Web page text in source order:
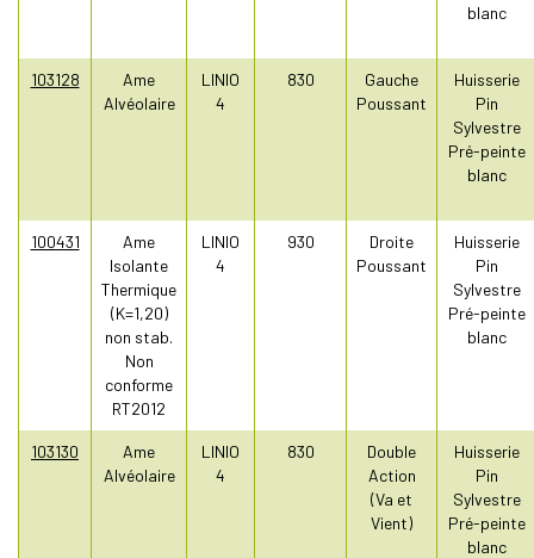
blanc
103128
Ame
Alvéolaire
LINIO
4
830
Gauche
Poussant
Huisserie
Pin
Sylvestre
Pré-peinte
blanc
100431
Ame
Isolante
Thermique
(K=1,20)
non stab.
Non
conforme
RT2012
LINIO
4
930
Droite
Poussant
Huisserie
Pin
Sylvestre
Pré-peinte
blanc
103130
Ame
Alvéolaire
LINIO
4
830
Double
Action
(Va et
Vient)
Huisserie
Pin
Sylvestre
Pré-peinte
blanc